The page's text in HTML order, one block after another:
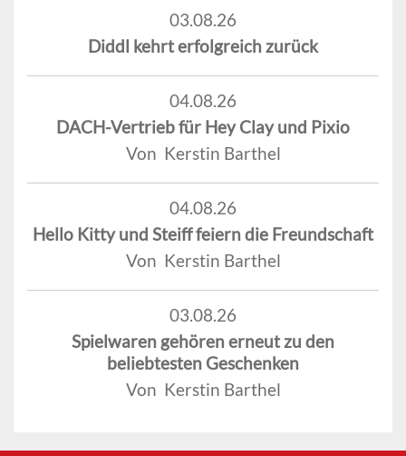
03.08.26
Diddl kehrt erfolgreich zurück
04.08.26
DACH-Vertrieb für Hey Clay und Pixio
Von Kerstin Barthel
04.08.26
Hello Kitty und Steiff feiern die Freundschaft
Von Kerstin Barthel
03.08.26
Spielwaren gehören erneut zu den
beliebtesten Geschenken
Von Kerstin Barthel